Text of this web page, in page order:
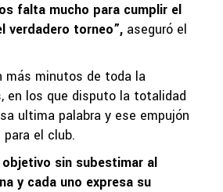
falta mucho para cumplir el
verdadero torneo”, aseguró el
más minutos de toda la
en los que disputo la totalidad
ultima palabra y ese empujón
el club.
sin subestimar al
y cada uno expresa su